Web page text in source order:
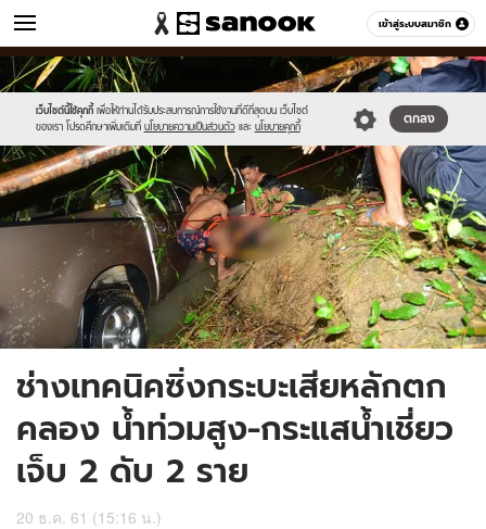
เข้าสู่ระบบสมาชิก
ข่าว หมวดอื่นๆ
เว็บไซต์นี้ใช้คุกกี้ เพื่อให้ท่านได้รับประสบการณ์การใช้งานที่ดีที่สุดบน เว็บไซต์
ของเรา โปรดศึกษาเพิ่มเติมที่ นโยบายความเป็นส่วนตัว และ นโยบายคุกกี้
ตกลง
Sanook
//s.isanook.com/sr/0/images/logo-
new-
sanook.png
600
60
//s.isanook.com/ns/0/ud/1523/7616526/7.jpg
ช่างเทคนิคซิ่งกระบะเสียหลักตก
คลอง น้ำท่วมสูง-กระแสน้ำเชี่ยว
เจ็บ 2 ดับ 2 ราย
20 ธ.ค. 61 (15:16 น.)